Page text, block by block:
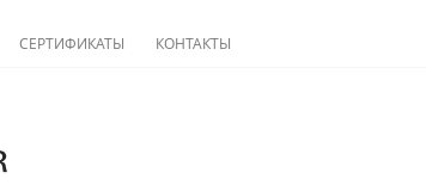
СЕРТИФИКАТЫ КОНТАКТЫ